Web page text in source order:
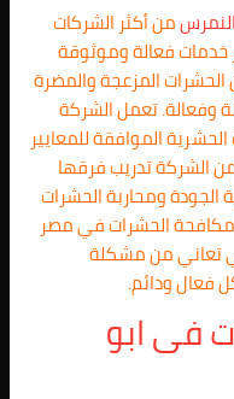
من أكثر الشركات
فعالة وموثوقة
المزعجة والمضرة
وفعالة. تعمل الشركة
الموافقة للمعايير
الشركة تدريب فرقها
ومحاربة الحشرات
مكافحة الحشرات في مصر
تعاني من مشكلة
فعال ودائم.
فىابو